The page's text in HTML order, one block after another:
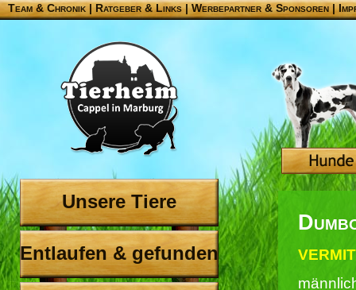
Team & Chronik |Ratgeber & Links|Werbepartner & Sponsoren|
Unsere Tiere
Entlaufen & gefunden